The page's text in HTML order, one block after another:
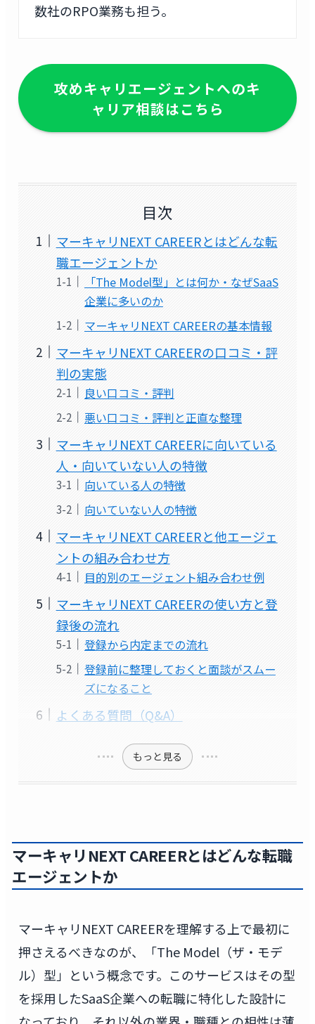
数社のRPO業務も担う。
攻めキャリエージェントへのキ
ャリア相談はこちら
目次
マーキャリNEXT CAREERとはどんな転
職エージェントか
「The Model型」とは何か・なぜSaaS
企業に多いのか
マーキャリNEXT CAREERの基本情報
マーキャリNEXT CAREERの口コミ・評
判の実態
良い口コミ・評判
悪い口コミ・評判と正直な整理
マーキャリNEXT CAREERに向いている
人・向いていない人の特徴
向いている人の特徴
向いていない人の特徴
マーキャリNEXT CAREERと他エージェ
ントの組み合わせ方
目的別のエージェント組み合わせ例
マーキャリNEXT CAREERの使い方と登
録後の流れ
登録から内定までの流れ
登録前に整理しておくと面談がスムー
ズになること
よくある質問（Q&A）
もっと見る
マーキャリNEXT CAREERとはどんな転職
エージェントか
マーキャリNEXT CAREERを理解する上で最初に
押さえるべきなのが、「The Model（ザ・モデ
ル）型」という概念です。このサービスはその型
を採用したSaaS企業への転職に特化した設計に